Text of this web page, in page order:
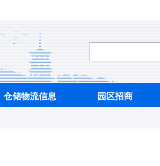
仓储物流信息 园区招商